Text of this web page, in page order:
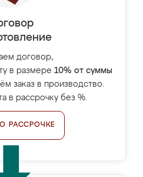
договор,
в размере 10% от суммы
заказ в производство.
в рассрочку без %.
РАССРОЧКЕ